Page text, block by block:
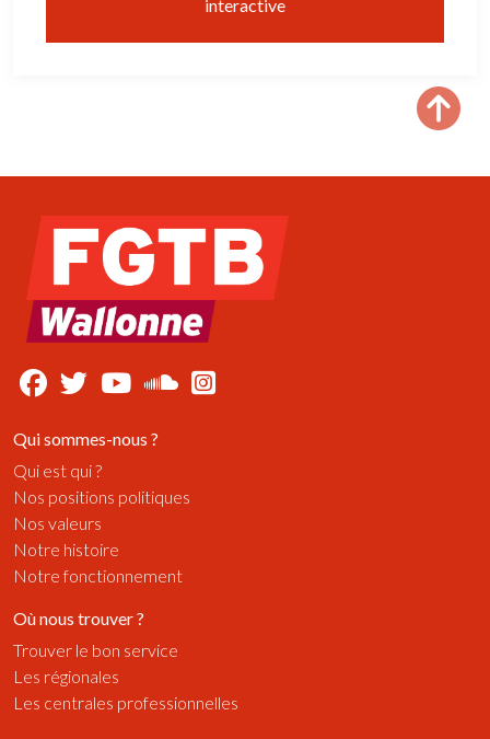
interactive
Qui sommes-nous ?
Qui est qui ?
Nos positions politiques
Nos valeurs
Notre histoire
Notre fonctionnement
Où nous trouver ?
Trouver le bon service
Les régionales
Les centrales professionnelles